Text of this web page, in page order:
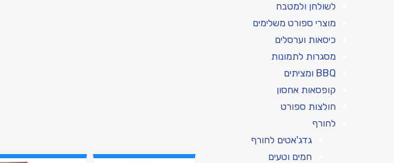
לשולחן ולמטבח
מוצרי ספורט משלימים
כיסאות וערסלים
מסגרות לתמונות
BBQ ומציתים
קופסאות אחסון
חולצות ספורט
לחורף
גדג'אטים לחורף
חמים וטעים